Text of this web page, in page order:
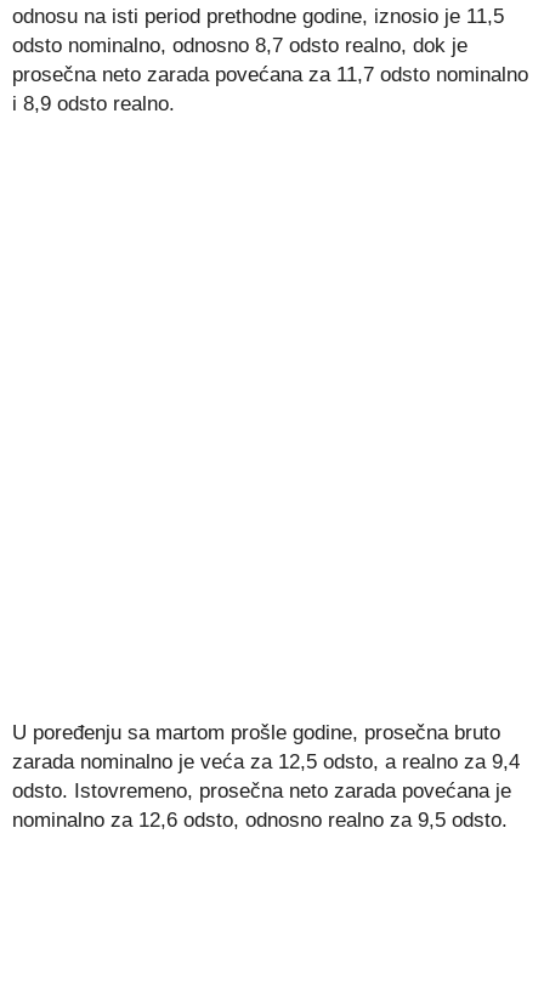
odnosu na isti period prethodne godine, iznosio je 11,5
odsto nominalno, odnosno 8,7 odsto realno, dok je
prosečna neto zarada povećana za 11,7 odsto nominalno
i 8,9 odsto realno.
U poređenju sa martom prošle godine, prosečna bruto
zarada nominalno je veća za 12,5 odsto, a realno za 9,4
odsto. Istovremeno, prosečna neto zarada povećana je
nominalno za 12,6 odsto, odnosno realno za 9,5 odsto.